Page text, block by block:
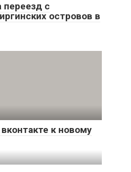
переезд с
островов в
к новому